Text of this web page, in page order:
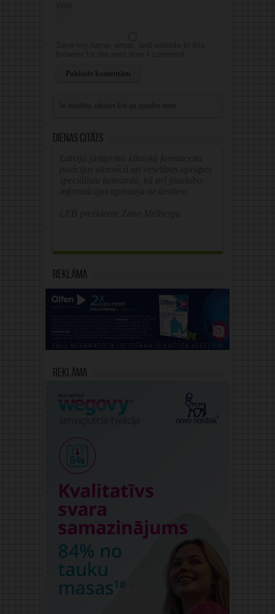
Dienas citāts
Reklāma
Reklāma